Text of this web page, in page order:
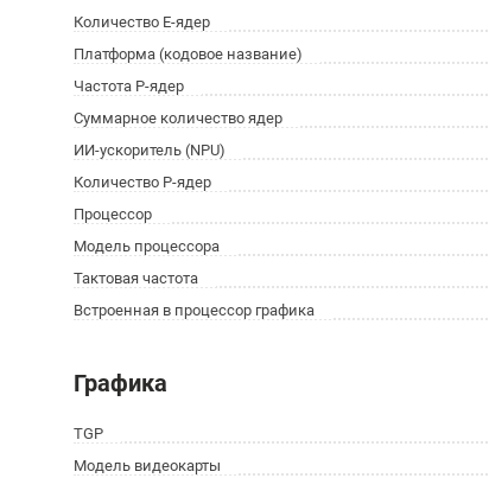
Количество E-ядер
Платформа (кодовое название)
Частота P-ядер
Суммарное количество ядер
ИИ-ускоритель (NPU)
Количество P-ядер
Процессор
Модель процессора
Тактовая частота
Встроенная в процессор графика
Графика
TGP
Модель видеокарты